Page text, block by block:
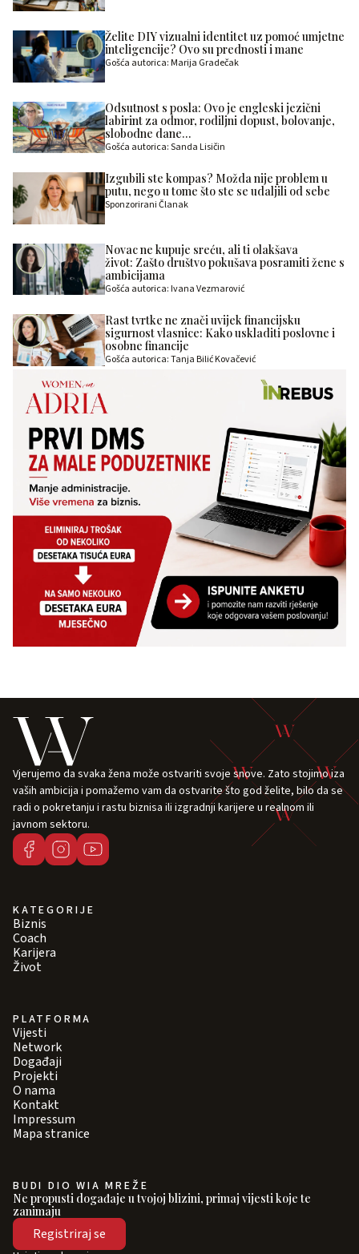
Želite DIY vizualni identitet uz pomoć umjetne
inteligencije? Ovo su prednosti i mane
Gošća autorica: Marija Gradečak
Odsutnost s posla: Ovo je engleski jezični
labirint za odmor, rodiljni dopust, bolovanje,
slobodne dane…
Gošća autorica: Sanda Lisičin
Izgubili ste kompas? Možda nije problem u
putu, nego u tome što ste se udaljili od sebe
Sponzorirani Članak
Novac ne kupuje sreću, ali ti olakšava
život: Zašto društvo pokušava posramiti žene s
ambicijama
Gošća autorica: Ivana Vezmarović
Rast tvrtke ne znači uvijek financijsku
sigurnost vlasnice: Kako uskladiti poslovne i
osobne financije
Gošća autorica: Tanja Bilić Kovačević
Vjerujemo da svaka žena može ostvariti svoje snove. Zato stojimo iza
vaših ambicija i pomažemo vam da ostvarite što god želite, bilo da se
radi o pokretanju i rastu biznisa ili izgradnji karijere u realnom ili
javnom sektoru.
KATEGORIJE
Biznis
Coach
Karijera
Život
PLATFORMA
Vijesti
Network
Događaji
Projekti
O nama
Kontakt
Impressum
Mapa stranice
BUDI DIO WIA MREŽE
Ne propusti događaje u tvojoj blizini, primaj vijesti koje te
zanimaju
Registriraj se